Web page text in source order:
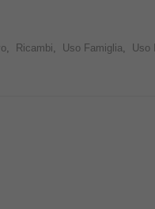
Ricambi Uso Famiglia
Uso